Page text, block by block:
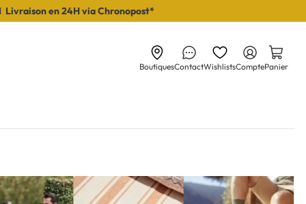
Livraison en 24H via Chronopost*
BoutiquesContactWishlistsComptePanier